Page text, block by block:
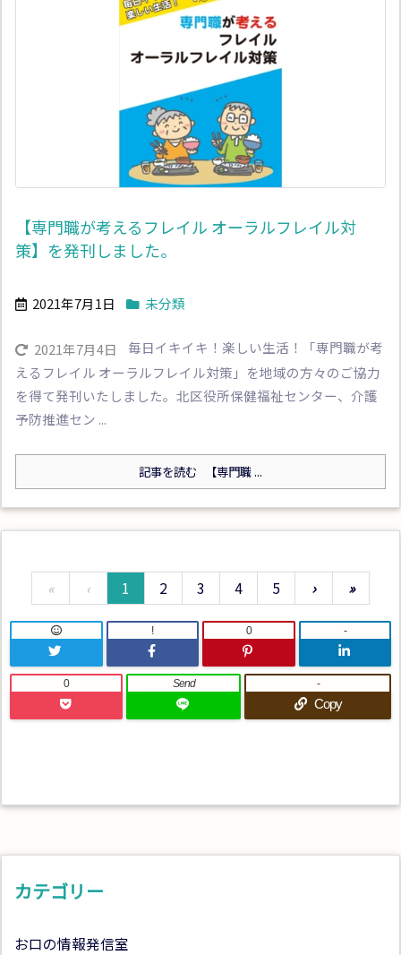
【専門職が考えるフレイル オーラルフレイル対
策】を発刊しました。
2021年7月1日 未分類
2021年7月4日
毎日イキイキ！楽しい生活！「専門職が考
えるフレイル オーラルフレイル対策」を地域の方々のご協力
を得て発刊いたしました。北区役所保健福祉センター、介護
予防推進セン ...
記事を読む 【専門職 ...
« ‹ 1 2 3 4 5 › »
! 0 -
0 Send
Copy
-
カテゴリー
お口の情報発信室